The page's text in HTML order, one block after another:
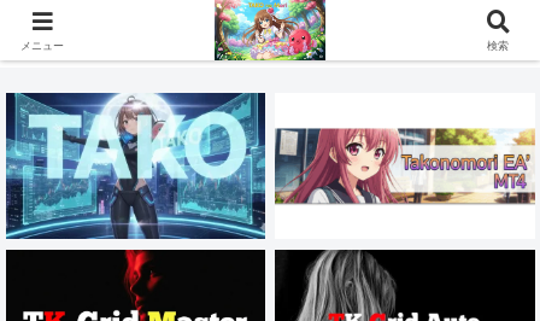
MT4・MT5の自作EAでFX・株価指数・コモディティ・仮想通貨を自動売買し
ている会社員です。
メニュー 検索